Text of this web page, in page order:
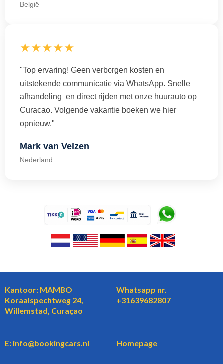
België
★★★★★
"Top ervaring! Geen verborgen kosten en
uitstekende communicatie via WhatsApp. Snelle
afhandeling en direct rijden met onze huurauto op
Curacao. Volgende vakantie boeken we hier
opnieuw."
Mark van Velzen
Nederland
Kantoor: MAMBO
Koraalspechtweg 24,
Willemstad, Curaçao
Whatsapp nr.
+31639682807
E: info@bookingcars.nl Homepage